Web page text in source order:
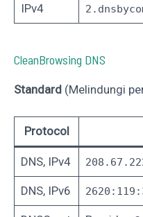
IPv4
CleanBrowsing DNS
Standard (‎Melindungi
Protocol
DNS, IPv4
DNS, IPv6